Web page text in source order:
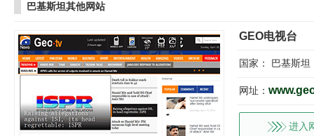
巴基斯坦其他网站
GEO电视台
国家： 巴基斯坦
网址：
进入